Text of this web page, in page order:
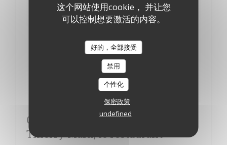
这个网站使用cookie， 并让您
可以控制想要激活的内容。
好的，全部接受
禁用
个性化
保密政策
undefined
Clichy-sous-Bois : après l’école
Thierry Marx, le restaurant